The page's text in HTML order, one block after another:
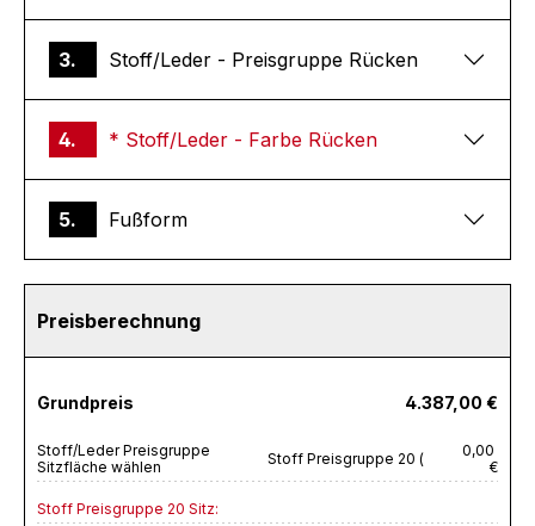
3. Stoff/Leder - Preisgruppe Rücken
4. * Stoff/Leder - Farbe Rücken
5. Fußform
Preisberechnung
Grundpreis 4.387,00 €
Stoff/Leder Preisgruppe
Sitzfläche wählen
Stoff Preisgruppe 20 (
0,00
€
Stoff Preisgruppe 20 Sitz: